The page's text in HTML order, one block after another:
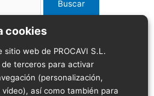
cookies
web de PROCAVI S.L.
terceros para activar
(personalización,
así como también para